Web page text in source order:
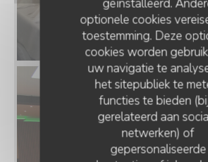
geïnstalleerd.
optionele cookies
toestemming. Deze
cookies worden
uw navigatie te
het sitepubliek te
functies te bieden
gerelateerd aan
netwerken) of
gepersonaliseerde